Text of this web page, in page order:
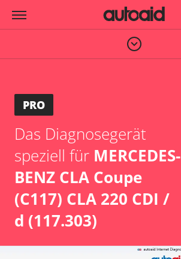
PRO
Das Diagnosegerät
speziell für MERCEDES-
BENZ CLA Coupe
(C117) CLA 220 CDI /
d (117.303)